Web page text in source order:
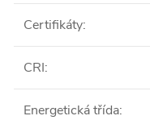
Certifikáty:
CRI:
Energetická třída: